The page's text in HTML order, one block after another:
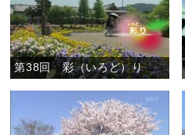
第38回 彩（いろど）り